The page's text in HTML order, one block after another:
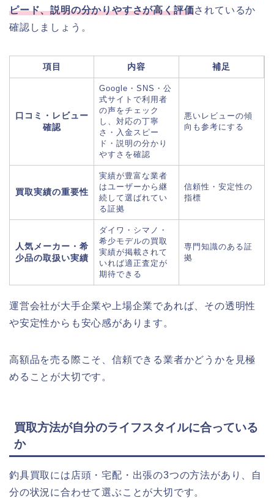
ピード、説明の分かりやすさが高く評価されているか
確認しましょう。
項目 内容 補足
口コミ・レビュー
確認
Google・SNS・公
式サイトで利用者
の声をチェック
し、対応の丁寧
さ・入金スピー
ド・説明の分かり
やすさを確認
悪いレビューの傾
向も参考にする
買取実績の重要性
実績が豊富な業者
はユーザーから継
続して選ばれてい
る証拠
信頼性・安定性の
指標
人気メーカー・希
少品の取扱い実績
ダイワ・シマノ・
希少モデルの買取
実績が掲載されて
いれば適正査定が
期待できる
専門知識のある証
拠
運営会社が大手企業や上場企業であれば、その透明性
や安定性からも安心感があります。
高額品を売る際こそ、信頼できる業者かどうかを見極
めることが大切です。
買取方法が自分のライフスタイルに合っている
か
釣具買取には店頭・宅配・出張の3つの方法があり、自
分の状況に合わせて選ぶことが大切です。